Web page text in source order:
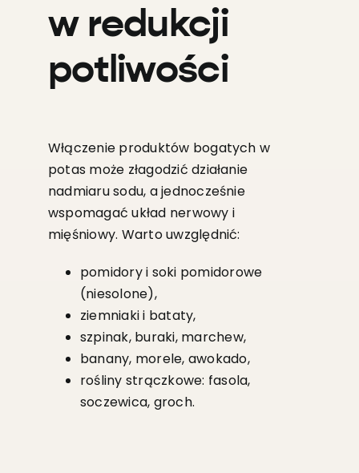
w redukcji
potliwości
Włączenie produktów bogatych w
potas może złagodzić działanie
nadmiaru sodu, a jednocześnie
wspomagać układ nerwowy i
mięśniowy. Warto uwzględnić:
pomidory i soki pomidorowe
(niesolone),
ziemniaki i bataty,
szpinak, buraki, marchew,
banany, morele, awokado,
rośliny strączkowe: fasola,
soczewica, groch.